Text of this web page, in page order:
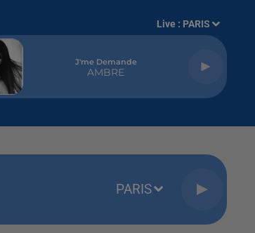
Live : PARIS
J'me Demande
AMBRE
PARIS